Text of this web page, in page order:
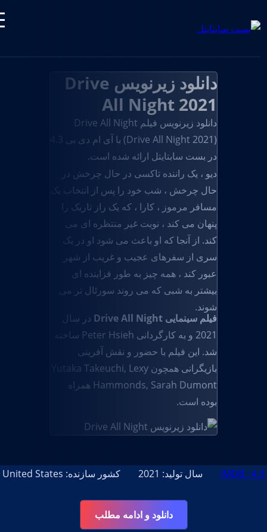
دانلود زیرنویس Drive
All Night 2021
دانلود زیرنویس فیلم Drive All Night
(Drive All Night 2021) با آی ام دی بی 4.3
در بست سابتایتل ارائه شده است.
دیو ، یک راننده تاکسی در حال چرخش در
حال چرخش ، شب خود را پس از انتخاب یک
مسافر مرموز ، کارا ، که یک راز تاریک را
پنهان می کند ، نوبت غیر منتظره ای می
کند. از آنجا که او باعث می شود او در یک
سری از سفرهای عجیب و غریب از شهر
عبور کند ، همه چیز به طور فزاینده ای
بیشتر به شبی که می روند سورئال تر می
شوند.
فیلم سینمایی Drive All Night
در سال
2021 و به کارگردانی Peter Hsieh ساخته
شد. این فیلم با حضور و نقش آفرینی
بازیگرانی همچون Yutaka Takeuchi, Lexy
Hammonds, Sarah Dumont همراه
بوده است.
IMDB : سال تولید: 2021 کشور سازنده: United States
دانلود و ادامه مطلب